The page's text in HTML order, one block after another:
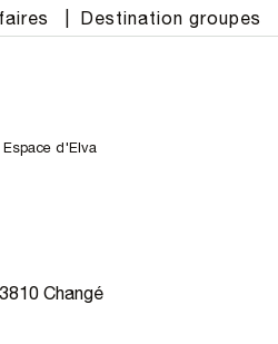
Destination groupes
Espace d'Elva
Changé